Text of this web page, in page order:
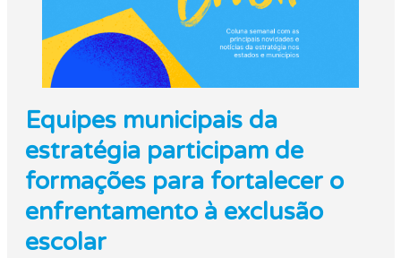
Equipes municipais da
estratégia participam de
formações para fortalecer o
enfrentamento à exclusão
escolar